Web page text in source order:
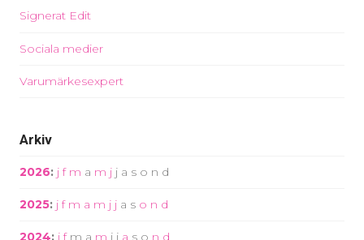
Signerat Edit
Sociala medier
Varumärkesexpert
Arkiv
2026: j f m a m j j a s o n d
2025: j f m a m j j a s o n d
2024: j f m a m j j a s o n d